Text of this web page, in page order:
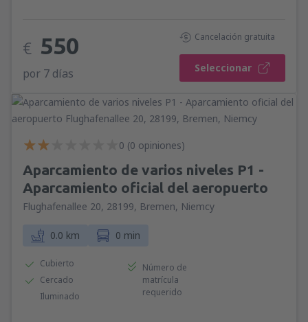
€ 550
por 7 días Seleccionar
Cancelación gratuita
0 (0 opiniones)
Aparcamiento de varios niveles P1 -
Aparcamiento oficial del aeropuerto
Flughafenallee 20, 28199, Bremen, Niemcy
0.0 km 0 min
Cubierto
Cercado
Iluminado
Número de
matrícula
requerido